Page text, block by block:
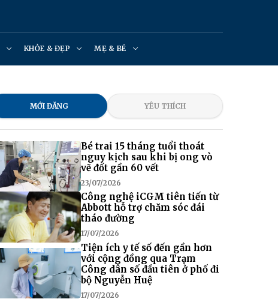
KHỎE & ĐẸP MẸ & BÉ
MỚI ĐĂNG YÊU THÍCH
Bé trai 15 tháng tuổi thoát
nguy kịch sau khi bị ong vò
vẽ đốt gần 60 vết
23/07/2026
Công nghệ iCGM tiên tiến từ
Abbott hỗ trợ chăm sóc đái
tháo đường
17/07/2026
Tiện ích y tế số đến gần hơn
với cộng đồng qua Trạm
Công dân số đầu tiên ở phố đi
bộ Nguyễn Huệ
17/07/2026